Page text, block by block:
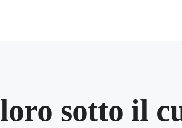
sotto il